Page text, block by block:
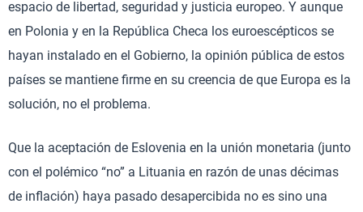
espacio de libertad, seguridad y justicia europeo. Y aunque
en Polonia y en la República Checa los euroescépticos se
hayan instalado en el Gobierno, la opinión pública de estos
países se mantiene firme en su creencia de que Europa es la
solución, no el problema.
Que la aceptación de Eslovenia en la unión monetaria (junto
con el polémico “no” a Lituania en razón de unas décimas
de inflación) haya pasado desapercibida no es sino una